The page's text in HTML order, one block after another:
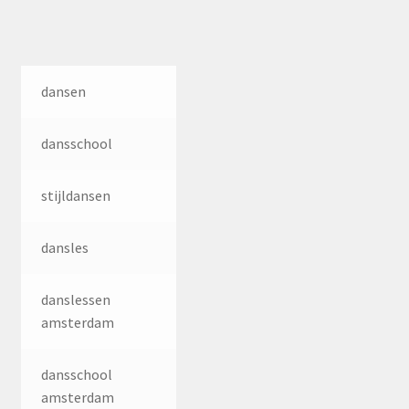
dansen
dansschool
stijldansen
dansles
danslessen
amsterdam
dansschool
amsterdam